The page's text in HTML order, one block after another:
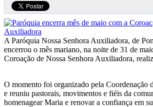
A Paróquia Nossa Senhora Auxiliadora, de
encerrou o mês mariano, na noite de 31 de
Coroação de Nossa Senhora Auxiliadora,
O momento foi organizado pela Coordenação
e reuniu pastorais, movimentos e fiéis da
homenagear Maria e renovar a confiança em